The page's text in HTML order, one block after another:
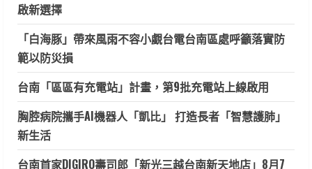
啟新選擇
「白海豚」帶來風雨不容小覷台電台南區處呼籲落實防
範以防災損
台南「區區有充電站」計畫，第9批充電站上線啟用
胸腔病院攜手AI機器人「凱比」 打造長者「智慧護肺」
新生活
台南首家DIGIRO壽司郎「新光三越台南新天地店」8月7